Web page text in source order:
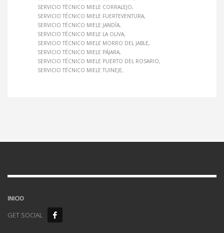
SERVICIO TÉCNICO MIELE CORRALEJO
SERVICIO TÉCNICO MIELE FUERTEVENTURA
SERVICIO TÉCNICO MIELE JANDÍA
SERVICIO TÉCNICO MIELE LA OLIVA
SERVICIO TÉCNICO MIELE MORRO DEL JABLE
SERVICIO TÉCNICO MIELE PÁJARA
SERVICIO TÉCNICO MIELE PUERTO DEL ROSARIO
SERVICIO TÉCNICO MIELE TUINEJE
INICIO
GET SOCIAL